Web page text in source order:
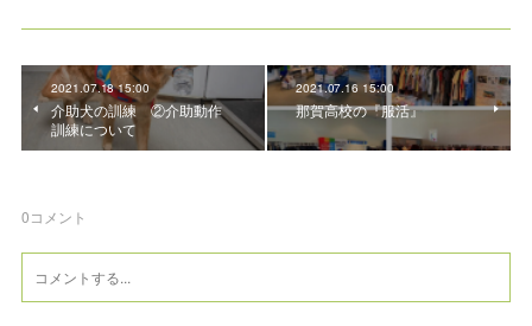
2021.07.18 15:00
介助犬の訓練 ②介助動作
訓練について
2021.07.16 15:00
那賀高校の『服活』
0コメント